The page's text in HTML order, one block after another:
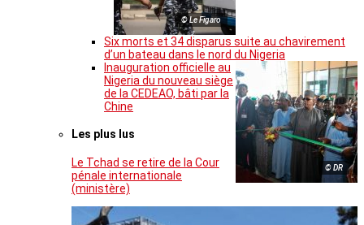
© Le Figaro
Six morts et 34 disparus suite au chavirement
d’un bateau dans le nord du Nigeria
© DR
Inauguration officielle au
Nigeria du nouveau siège
de la CEDEAO, bâti par la
Chine
Les plus lus
Le Tchad se retire de la Cour
pénale internationale
(ministère)